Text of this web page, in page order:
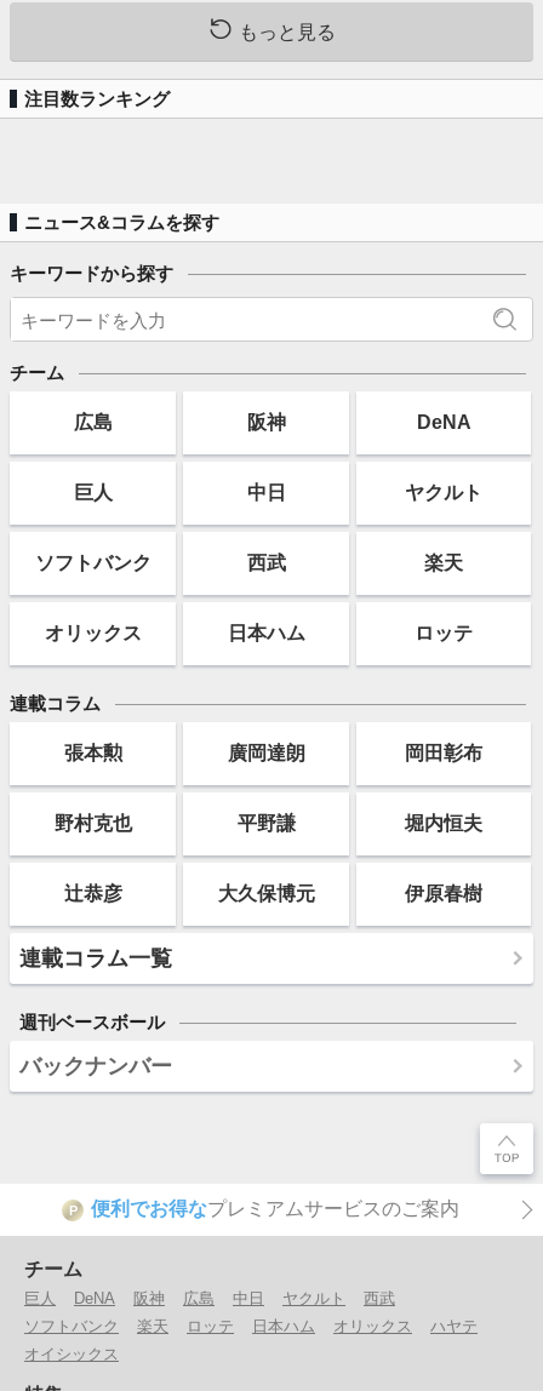
もっと見る
注目数ランキング
ニュース&コラムを探す
キーワードから探す
チーム
広島 阪神 DeNA
巨人 中日 ヤクルト
ソフトバンク 西武 楽天
オリックス 日本ハム ロッテ
連載コラム
張本勲 廣岡達朗 岡田彰布
野村克也 平野謙 堀内恒夫
辻恭彦 大久保博元 伊原春樹
連載コラム一覧
週刊ベースボール
バックナンバー
P 便利でお得なプレミアムサービスのご案内
チーム
巨人 DeNA 阪神 広島 中日 ヤクルト
西武
ソフトバンク
楽天 ロッテ 日本ハム オリックス
ハヤテ
オイシックス